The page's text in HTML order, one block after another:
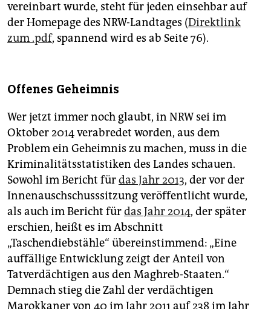
vereinbart wurde, steht für jeden einsehbar auf
der Homepage des NRW-Landtages (Direktlink
zum .pdf, spannend wird es ab Seite 76).
Offenes Geheimnis
Wer jetzt immer noch glaubt, in NRW sei im
Oktober 2014 verabredet worden, aus dem
Problem ein Geheimnis zu machen, muss in die
Kriminalitätsstatistiken des Landes schauen.
Sowohl im Bericht fürdas Jahr 2013, der vor der
Innenauschschusssitzung veröffentlicht wurde,
als auch im Bericht fürdas Jahr 2014, der später
erschien, heißt es im Abschnitt
„Taschendiebstähle“ übereinstimmend: „Eine
auffällige Entwicklung zeigt der Anteil von
Tatverdächtigen aus den Maghreb-Staaten.“
Demnach stieg die Zahl der verdächtigen
Marokkaner von 40 im Jahr 2011 auf 238 im Jahr